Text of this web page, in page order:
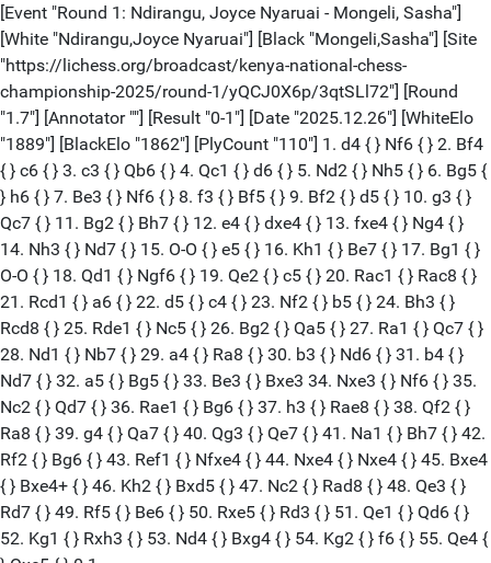
[Event "Round 1: Ndirangu, Joyce Nyaruai - Mongeli, Sasha"]
[White "Ndirangu,Joyce Nyaruai"] [Black "Mongeli,Sasha"] [Site
"https://lichess.org/broadcast/kenya-national-chess-
championship-2025/round-1/yQCJ0X6p/3qtSLl72"] [Round
"1.7"] [Annotator ""] [Result "0-1"] [Date "2025.12.26"] [WhiteElo
"1889"] [BlackElo "1862"] [PlyCount "110"] 1. d4 { } Nf6 { } 2. Bf4
{ } c6 { } 3. c3 { } Qb6 { } 4. Qc1 { } d6 { } 5. Nd2 { } Nh5 { } 6. Bg5 {
} h6 { } 7. Be3 { } Nf6 { } 8. f3 { } Bf5 { } 9. Bf2 { } d5 { } 10. g3 { }
Qc7 { } 11. Bg2 { } Bh7 { } 12. e4 { } dxe4 { } 13. fxe4 { } Ng4 { }
14. Nh3 { } Nd7 { } 15. O-O { } e5 { } 16. Kh1 { } Be7 { } 17. Bg1 { }
O-O { } 18. Qd1 { } Ngf6 { } 19. Qe2 { } c5 { } 20. Rac1 { } Rac8 { }
21. Rcd1 { } a6 { } 22. d5 { } c4 { } 23. Nf2 { } b5 { } 24. Bh3 { }
Rcd8 { } 25. Rde1 { } Nc5 { } 26. Bg2 { } Qa5 { } 27. Ra1 { } Qc7 { }
28. Nd1 { } Nb7 { } 29. a4 { } Ra8 { } 30. b3 { } Nd6 { } 31. b4 { }
Nd7 { } 32. a5 { } Bg5 { } 33. Be3 { } Bxe3 34. Nxe3 { } Nf6 { } 35.
Nc2 { } Qd7 { } 36. Rae1 { } Bg6 { } 37. h3 { } Rae8 { } 38. Qf2 { }
Ra8 { } 39. g4 { } Qa7 { } 40. Qg3 { } Qe7 { } 41. Na1 { } Bh7 { } 42.
Rf2 { } Bg6 { } 43. Ref1 { } Nfxe4 { } 44. Nxe4 { } Nxe4 { } 45. Bxe4
{ } Bxe4+ { } 46. Kh2 { } Bxd5 { } 47. Nc2 { } Rad8 { } 48. Qe3 { }
Rd7 { } 49. Rf5 { } Be6 { } 50. Rxe5 { } Rd3 { } 51. Qe1 { } Qd6 { }
52. Kg1 { } Rxh3 { } 53. Nd4 { } Bxg4 { } 54. Kg2 { } f6 { } 55. Qe4 {